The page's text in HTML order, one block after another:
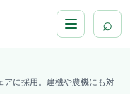
⌕
に採用。建機や農機にも対